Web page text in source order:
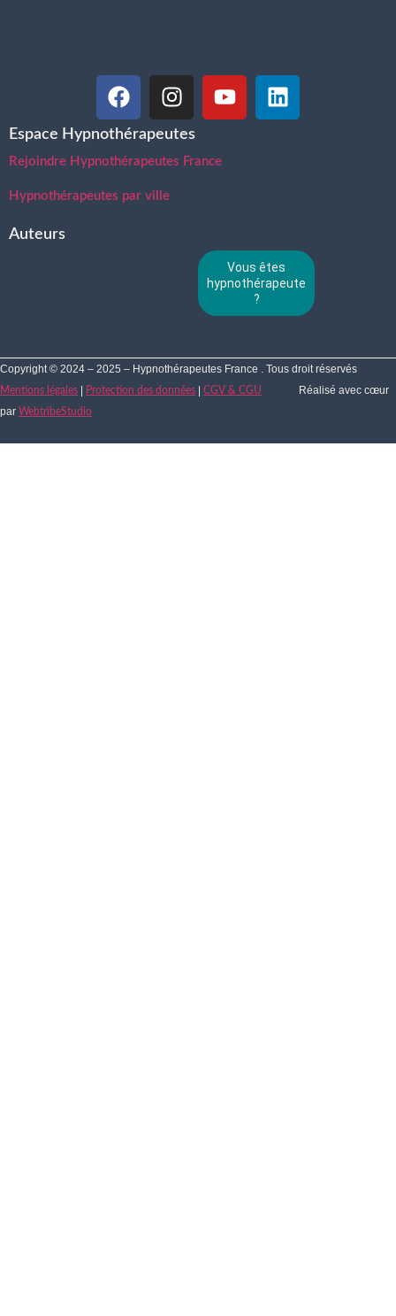
Espace Hypnothérapeutes
Rejoindre Hypnothérapeutes France
Hypnothérapeutes par ville
Auteurs
Vous êtes
hypnothérapeute
?
Copyright © 2024 – 2025 – Hypnothérapeutes France . Tous droit réservés
Mentions légales Protection des données CGV & CGU
Réalisé avec cœur
par WebtribeStudio